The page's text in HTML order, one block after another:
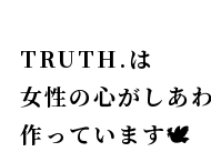
TRUTH.は
女性の心がしあ
作っています🕊